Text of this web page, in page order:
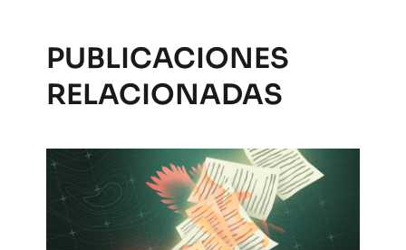
PUBLICACIONES
RELACIONADAS